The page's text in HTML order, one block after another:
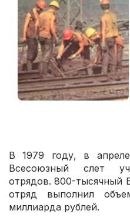
В 1979 году, в
Всесоюзный слет
отрядов. 800-тысячный
отряд выполнил
миллиарда рублей.